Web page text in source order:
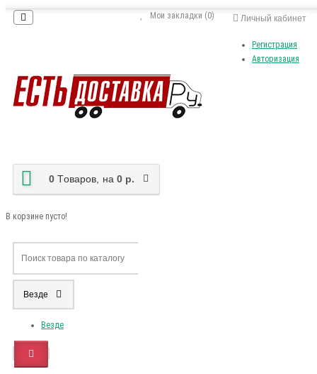
Личный кабинет
Регистрация
Авторизация
Мои закладки (0)
0 Tоваров, на 0 р.
В корзине пусто!
Везде
Везде